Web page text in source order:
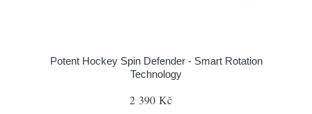
Potent Hockey Spin Defender - Smart Rotation
Technology
2 390 Kč